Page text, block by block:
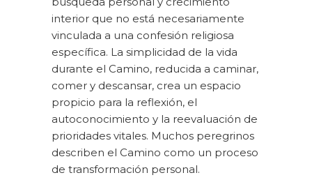
interior que no está necesariamente
vinculada a una confesión religiosa
específica. La simplicidad de la vida
durante el Camino, reducida a caminar,
comer y descansar, crea un espacio
propicio para la reflexión, el
autoconocimiento y la reevaluación de
prioridades vitales. Muchos peregrinos
describen el Camino como un proceso
de transformación personal.